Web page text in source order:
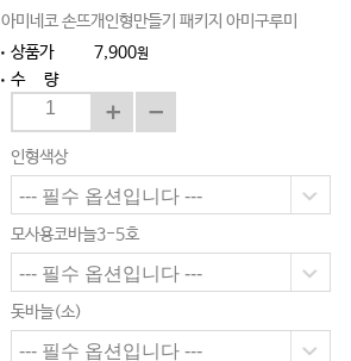
아미네코 손뜨개인형만들기 패키지 아미구루미
상품가
7,900원
수 량
인형색상
모사용코바늘3-5호
돗바늘(소)